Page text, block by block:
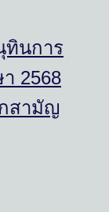
ทินการ
2568
สามัญ